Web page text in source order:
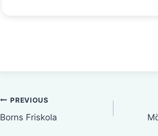
Inläggsnavigering
PREVIOUS
Borns Friskola